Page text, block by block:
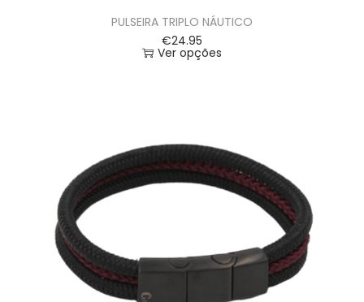
PULSEIRA TRIPLO NÁUTICO
€24.95
Ver opções